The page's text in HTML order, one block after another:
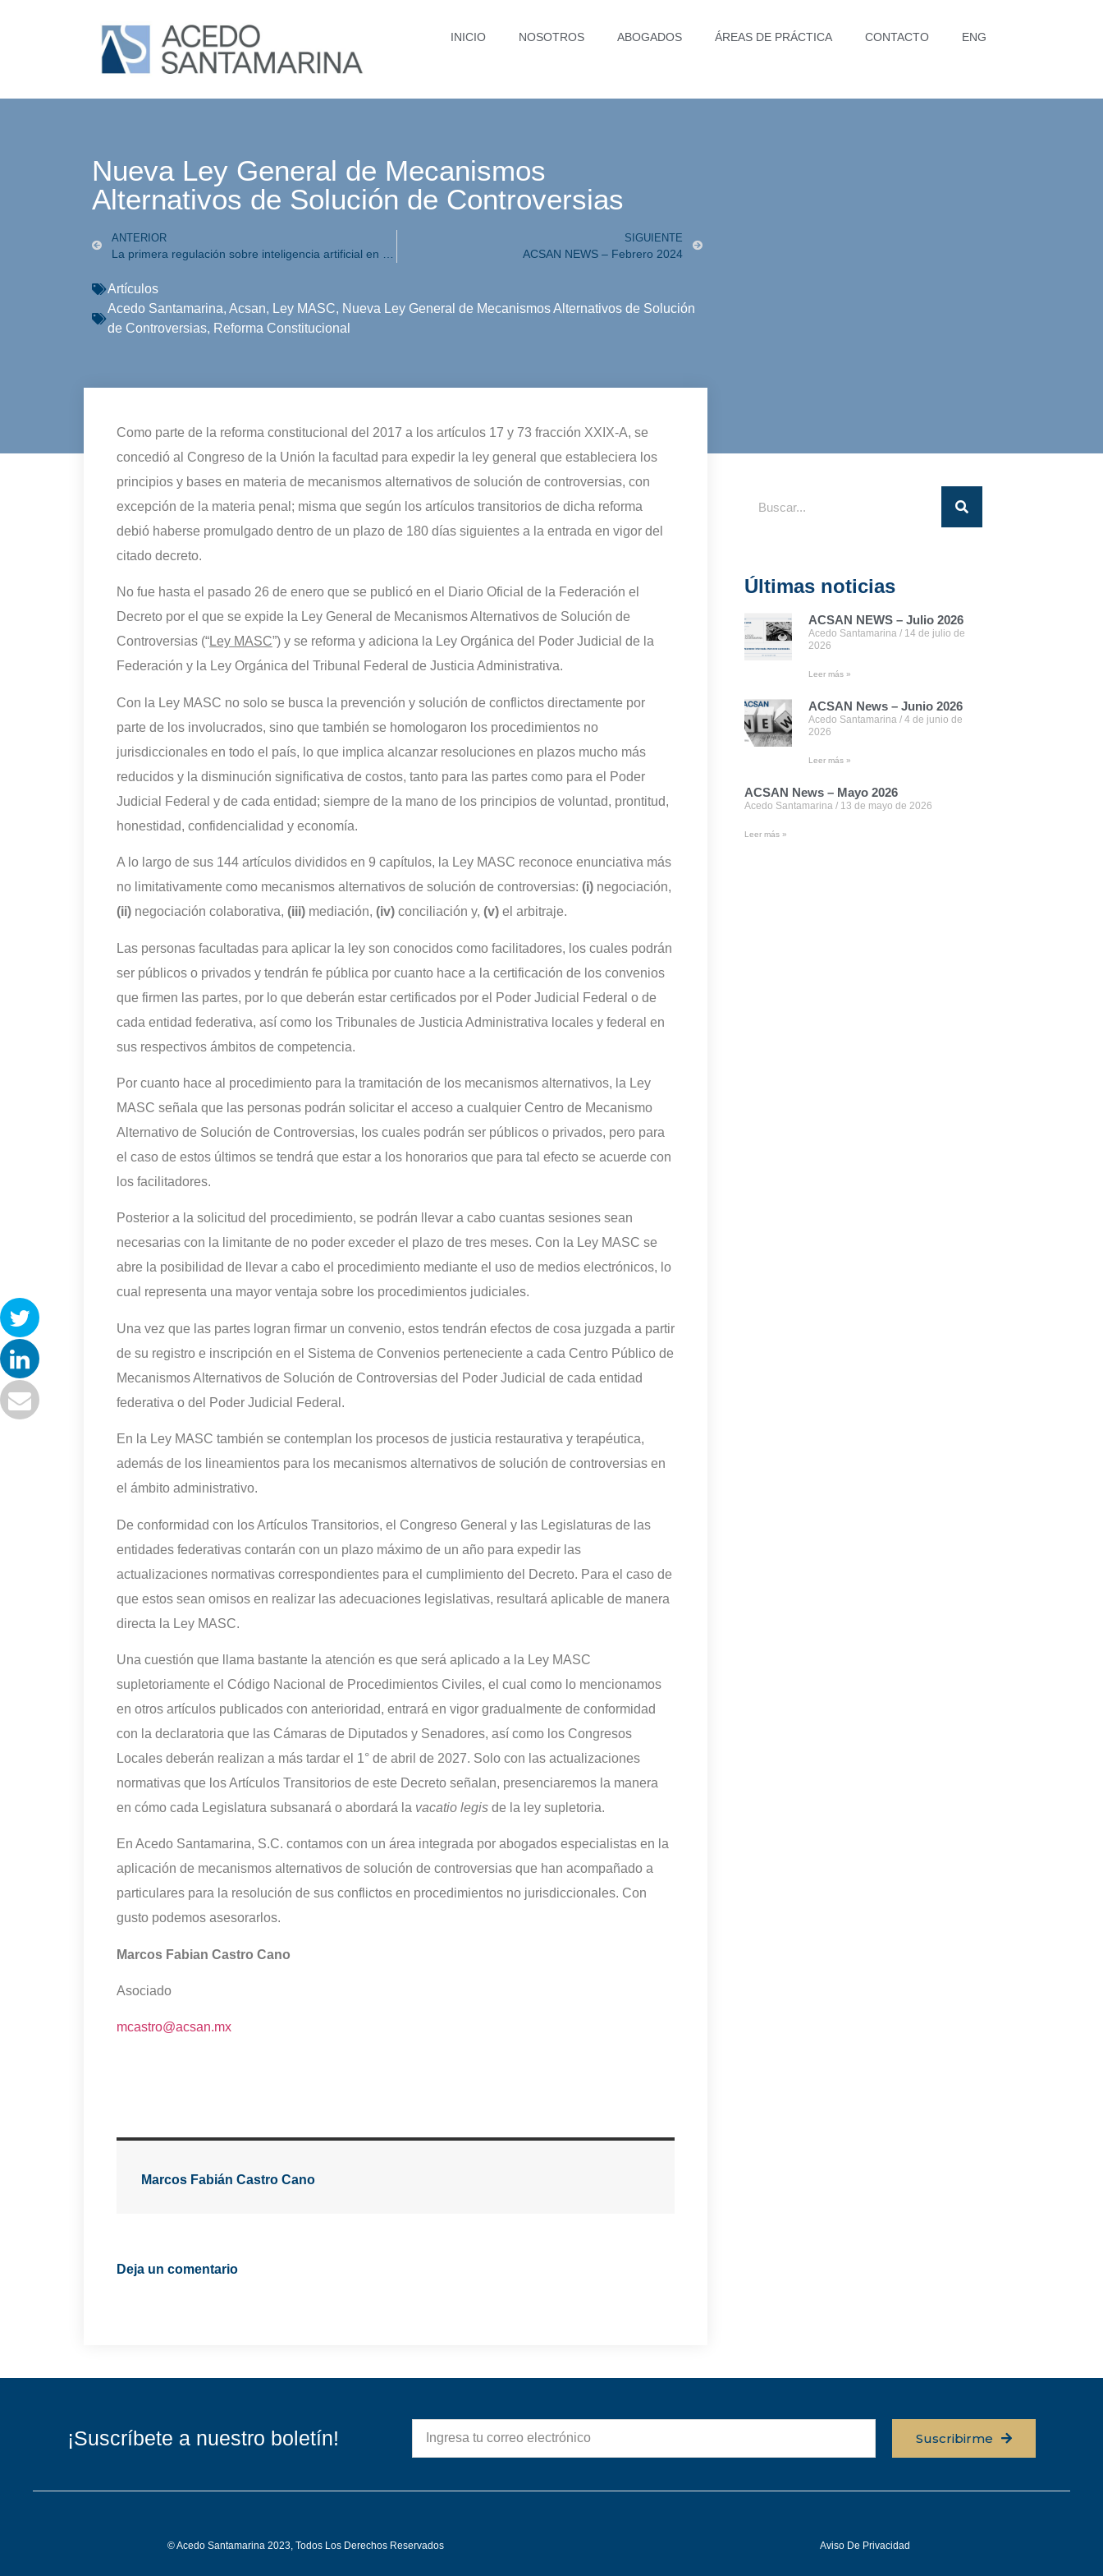
INICIO NOSOTROS ABOGADOS ÁREAS DE PRÁCTICA CONTACTO ENG
Nueva Ley General de Mecanismos
Alternativos de Solución de Controversias
ANTERIOR SIGUIENTE
ACSAN NEWS – Febrero 2024
Artículos
Acedo Santamarina, Acsan, Ley MASC, Nueva Ley General de Mecanismos Alternativos de Solución
de Controversias, Reforma Constitucional
Como parte de la reforma constitucional del 2017 a los artículos 17 y 73 fracción XXIX-A, se
concedió al Congreso de la Unión la facultad para expedir la ley general que estableciera los
principios y bases en materia de mecanismos alternativos de solución de controversias, con
excepción de la materia penal; misma que según los artículos transitorios de dicha reforma
debió haberse promulgado dentro de un plazo de 180 días siguientes a la entrada en vigor del
citado decreto.
No fue hasta el pasado 26 de enero que se publicó en el Diario Oficial de la Federación el
Decreto por el que se expide la Ley General de Mecanismos Alternativos de Solución de
Controversias (“Ley MASC”) y se reforma y adiciona la Ley Orgánica del Poder Judicial de la
Federación y la Ley Orgánica del Tribunal Federal de Justicia Administrativa.
Con la Ley MASC no solo se busca la prevención y solución de conflictos directamente por
parte de los involucrados, sino que también se homologaron los procedimientos no
jurisdiccionales en todo el país, lo que implica alcanzar resoluciones en plazos mucho más
reducidos y la disminución significativa de costos, tanto para las partes como para el Poder
Judicial Federal y de cada entidad; siempre de la mano de los principios de voluntad, prontitud,
honestidad, confidencialidad y economía.
A lo largo de sus 144 artículos divididos en 9 capítulos, la Ley MASC reconoce enunciativa más
no limitativamente como mecanismos alternativos de solución de controversias: (i) negociación,
(ii) negociación colaborativa, (iii) mediación, (iv) conciliación y, (v) el arbitraje.
Las personas facultadas para aplicar la ley son conocidos como facilitadores, los cuales podrán
ser públicos o privados y tendrán fe pública por cuanto hace a la certificación de los convenios
que firmen las partes, por lo que deberán estar certificados por el Poder Judicial Federal o de
cada entidad federativa, así como los Tribunales de Justicia Administrativa locales y federal en
sus respectivos ámbitos de competencia.
Por cuanto hace al procedimiento para la tramitación de los mecanismos alternativos, la Ley
MASC señala que las personas podrán solicitar el acceso a cualquier Centro de Mecanismo
Alternativo de Solución de Controversias, los cuales podrán ser públicos o privados, pero para
el caso de estos últimos se tendrá que estar a los honorarios que para tal efecto se acuerde con
los facilitadores.
Posterior a la solicitud del procedimiento, se podrán llevar a cabo cuantas sesiones sean
necesarias con la limitante de no poder exceder el plazo de tres meses. Con la Ley MASC se
abre la posibilidad de llevar a cabo el procedimiento mediante el uso de medios electrónicos, lo
cual representa una mayor ventaja sobre los procedimientos judiciales.
Una vez que las partes logran firmar un convenio, estos tendrán efectos de cosa juzgada a partir
de su registro e inscripción en el Sistema de Convenios perteneciente a cada Centro Público de
Mecanismos Alternativos de Solución de Controversias del Poder Judicial de cada entidad
federativa o del Poder Judicial Federal.
En la Ley MASC también se contemplan los procesos de justicia restaurativa y terapéutica,
además de los lineamientos para los mecanismos alternativos de solución de controversias en
el ámbito administrativo.
De conformidad con los Artículos Transitorios, el Congreso General y las Legislaturas de las
entidades federativas contarán con un plazo máximo de un año para expedir las
actualizaciones normativas correspondientes para el cumplimiento del Decreto. Para el caso de
que estos sean omisos en realizar las adecuaciones legislativas, resultará aplicable de manera
directa la Ley MASC.
Una cuestión que llama bastante la atención es que será aplicado a la Ley MASC
supletoriamente el Código Nacional de Procedimientos Civiles, el cual como lo mencionamos
en otros artículos publicados con anterioridad, entrará en vigor gradualmente de conformidad
con la declaratoria que las Cámaras de Diputados y Senadores, así como los Congresos
Locales deberán realizan a más tardar el 1° de abril de 2027. Solo con las actualizaciones
normativas que los Artículos Transitorios de este Decreto señalan, presenciaremos la manera
en cómo cada Legislatura subsanará o abordará la vacatio legis de la ley supletoria.
En Acedo Santamarina, S.C. contamos con un área integrada por abogados especialistas en la
aplicación de mecanismos alternativos de solución de controversias que han acompañado a
particulares para la resolución de sus conflictos en procedimientos no jurisdiccionales. Con
gusto podemos asesorarlos.
Marcos Fabian Castro Cano
Asociado
mcastro@acsan.mx
Marcos Fabián Castro Cano
Deja un comentario
Últimas noticias
ACSAN NEWS – Julio 2026
Acedo Santamarina 14 de julio de
2026
Leer más »
ACSAN News – Junio 2026
Acedo Santamarina 4 de junio de
2026
Leer más »
ACSAN News – Mayo 2026
Acedo Santamarina 13 de mayo de 2026
Leer más »
¡Suscríbete a nuestro boletín! Suscribirme
© Acedo Santamarina 2023, Todos Los Derechos Reservados Aviso De Privacidad